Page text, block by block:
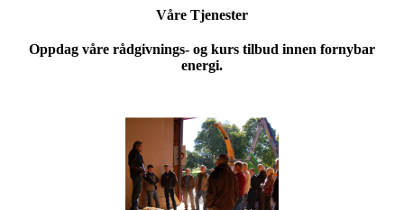
Våre Tjenester
Oppdag våre rådgivnings- og kurs tilbud innen fornybar
energi.